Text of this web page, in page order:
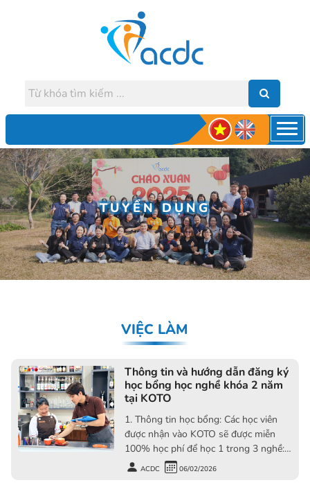
TUYỂN DỤNG
VIỆC LÀM
Thông tin và hướng dẫn đăng ký
học bổng học nghề khóa 2 năm
tại KOTO
1. Thông tin học bổng: Các học viên
được nhận vào KOTO sẽ được miễn
100% học phí để học 1 trong 3 nghề:
Nấu ăn thương mại, Nghiệp vụ nhà
hàng khách sạn và Làm bánh. Khóa
ACDC 06/02/2026